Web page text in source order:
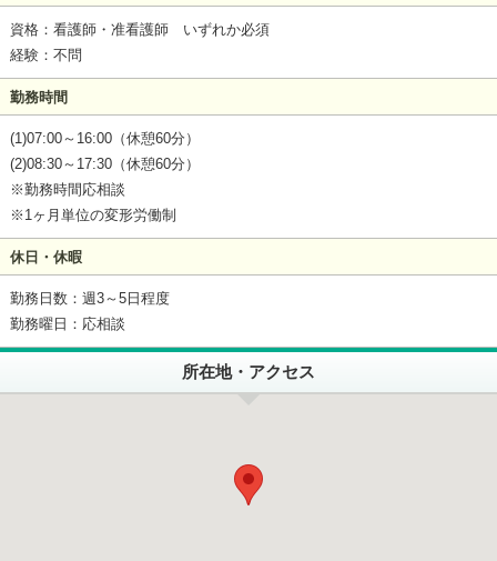
資格：看護師・准看護師 いずれか必須
経験：不問
勤務時間
(1)07:00～16:00（休憩60分）
(2)08:30～17:30（休憩60分）
※勤務時間応相談
※1ヶ月単位の変形労働制
休日・休暇
勤務日数：週3～5日程度
勤務曜日：応相談
所在地・アクセス